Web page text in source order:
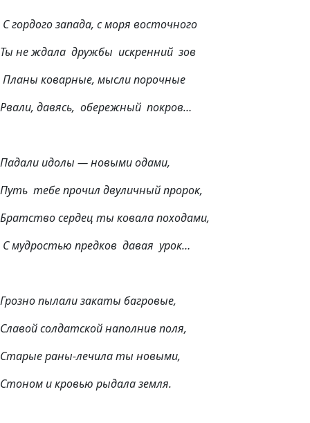
С гордого запада, с моря восточного
Ты не ждала дружбы искренний зов
Планы коварные, мысли порочные
Рвали, давясь, обережный покров…
Падали идолы — новыми одами,
Путь тебе прочил двуличный пророк,
Братство сердец ты ковала походами,
С мудростью предков давая урок…
Грозно пылали закаты багровые,
Славой солдатской наполнив поля,
Старые раны-лечила ты новыми,
Стоном и кровью рыдала земля.